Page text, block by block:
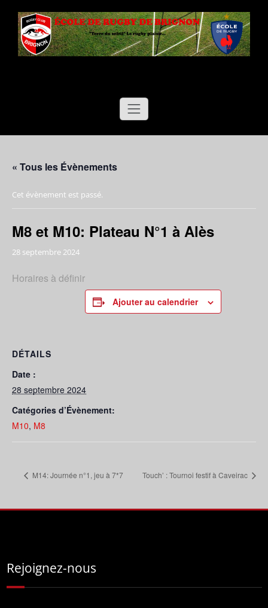
contenu
Ecole de Rugby de Brignon
"Terre du soleil"
Le rugby plaisir…
« Tous les Évènements
Cet évènement est passé.
M8 et M10: Plateau N°1 à Alès
28 septembre 2024
Horaires à définir
Ajouter au calendrier
DÉTAILS
Date :
28 septembre 2024
Catégories d’Évènement:
M10, M8
M14: Journée n°1, jeu à 7*7 Touch’ : Tournoi festif à Caveirac
Rejoignez-nous